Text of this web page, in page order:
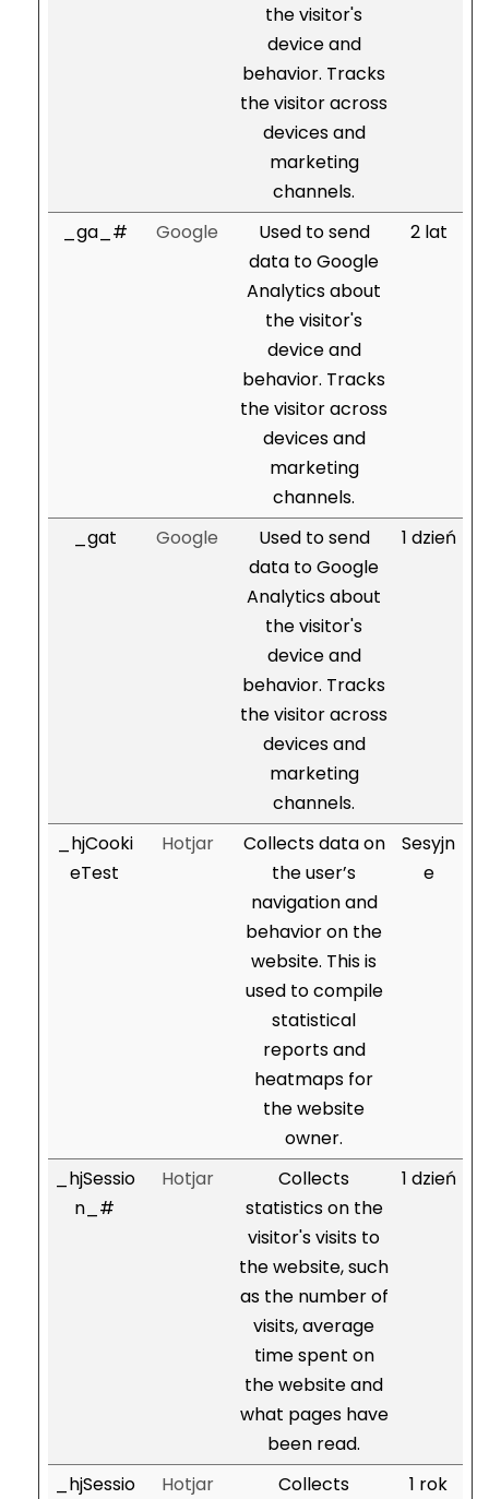
the visitor's
device and
behavior. Tracks
the visitor across
devices and
marketing
channels.
_ga_# Google
Used to send
data to Google
Analytics about
the visitor's
device and
behavior. Tracks
the visitor across
devices and
marketing
channels.
2 lat
_gat Google
Used to send
data to Google
Analytics about
the visitor's
device and
behavior. Tracks
the visitor across
devices and
marketing
channels.
1 dzień
_hjCooki
eTest
Hotjar
Collects data on
the user’s
navigation and
behavior on the
website. This is
used to compile
statistical
reports and
heatmaps for
the website
owner.
Sesyjn
e
_hjSessio
n_#
Hotjar
Collects
statistics on the
visitor's visits to
the website, such
as the number of
visits, average
time spent on
the website and
what pages have
been read.
1 dzień
_hjSessio
Hotjar
Collects
1 rok